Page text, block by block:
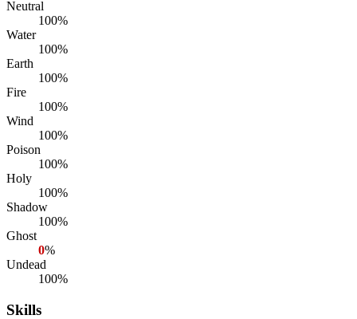
Neutral
100%
Water
100%
Earth
100%
Fire
100%
Wind
100%
Poison
100%
Holy
100%
Shadow
100%
Ghost
0%
Undead
100%
Skills